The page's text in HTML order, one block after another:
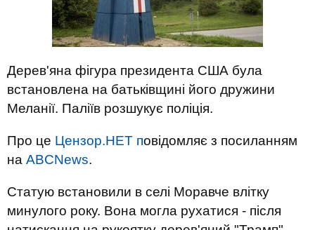
Дерев'яна фігура президента США була
встановлена ​​на батьківщині його дружини
Меланії. Паліїв розшукує поліція.
Про це Цензор.НЕТ повідомляє з посиланням
на ABCNews.
Статую встановили в селі Моравче влітку
минулого року. Вона могла рухатися - після